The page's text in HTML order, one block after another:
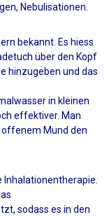
Nebulisationen.
bekannt. Es hiess
über den Kopf
hinzugeben und das
in kleinen
effektiver. Man
Mund den
Inhalationentherapie.
sodass es in den